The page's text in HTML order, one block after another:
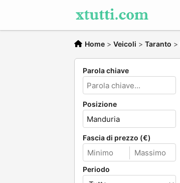
Home > Veicoli > Taranto >
Parola chiave
Posizione
Fascia di prezzo (€)
Periodo